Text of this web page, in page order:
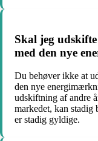
Skal jeg
med den nye
Du behøver ikke at
den nye
udskiftning af andre
markedet, kan stadig
er stadig gyldige.